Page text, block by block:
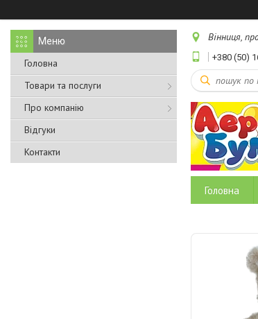
Головна
Товари та послуги
Про компанію
Відгуки
Контакти
Вінниця,
+380 (50)
Головна